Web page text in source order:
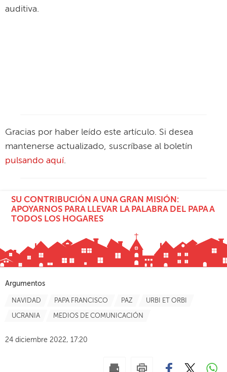
auditiva.
Gracias por haber leído este artículo. Si desea
mantenerse actualizado, suscríbase al boletín
pulsando aquí.
SU CONTRIBUCIÓN A UNA GRAN MISIÓN:
APOYARNOS PARA LLEVAR LA PALABRA DEL PAPA A
TODOS LOS HOGARES
Argumentos
NAVIDAD PAPA FRANCISCO PAZ URBI ET ORBI
UCRANIA MEDIOS DE COMUNICACIÓN
24 diciembre 2022, 17:20